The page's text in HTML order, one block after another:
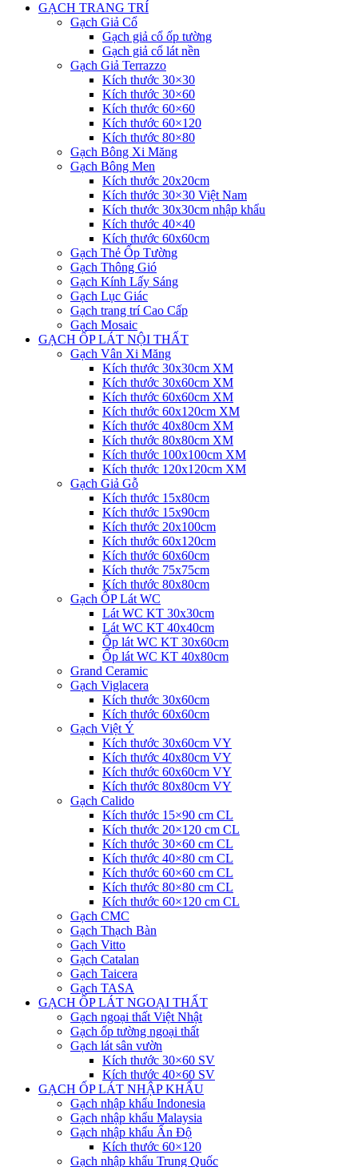
GẠCH TRANG TRÍ
Gạch Giả Cổ
Gạch giả cổ ốp tường
Gạch giả cổ lát nền
Gạch Giả Terrazzo
Kích thước 30×30
Kích thước 30×60
Kích thước 60×60
Kích thước 60×120
Kích thước 80×80
Gạch Bông Xi Măng
Gạch Bông Men
Kích thước 20x20cm
Kích thước 30×30 Việt Nam
Kích thước 30x30cm nhập khẩu
Kích thước 40×40
Kích thước 60x60cm
Gạch Thẻ Ốp Tường
Gạch Thông Gió
Gạch Kính Lấy Sáng
Gạch Lục Giác
Gạch trang trí Cao Cấp
Gạch Mosaic
GẠCH ỐP LÁT NỘI THẤT
Gạch Vân Xi Măng
Kích thước 30x30cm XM
Kích thước 30x60cm XM
Kích thước 60x60cm XM
Kích thước 60x120cm XM
Kích thước 40x80cm XM
Kích thước 80x80cm XM
Kích thước 100x100cm XM
Kích thước 120x120cm XM
Gạch Giả Gỗ
Kích thước 15x80cm
Kích thước 15x90cm
Kích thước 20x100cm
Kích thước 60x120cm
Kích thước 60x60cm
Kích thước 75x75cm
Kích thước 80x80cm
Gạch ỐP Lát WC
Lát WC KT 30x30cm
Lát WC KT 40x40cm
Ốp lát WC KT 30x60cm
Ốp lát WC KT 40x80cm
Grand Ceramic
Gạch Viglacera
Kích thước 30x60cm
Kích thước 60x60cm
Gạch Việt Ý
Kích thước 30x60cm VY
Kích thước 40x80cm VY
Kích thước 60x60cm VY
Kích thước 80x80cm VY
Gạch Calido
Kích thước 15×90 cm CL
Kích thước 20×120 cm CL
Kích thước 30×60 cm CL
Kích thước 40×80 cm CL
Kích thước 60×60 cm CL
Kích thước 80×80 cm CL
Kích thước 60×120 cm CL
Gạch CMC
Gạch Thạch Bàn
Gạch Vitto
Gạch Catalan
Gạch Taicera
Gạch TASA
GẠCH ỐP LÁT NGOẠI THẤT
Gạch ngoại thất Việt Nhật
Gạch ốp tường ngoại thất
Gạch lát sân vườn
Kích thước 30×60 SV
Kích thước 40×60 SV
GẠCH ỐP LÁT NHẬP KHẨU
Gạch nhập khẩu Indonesia
Gạch nhập khẩu Malaysia
Gạch nhập khẩu Ấn Độ
Kích thước 60×120
Gạch nhập khẩu Trung Quốc